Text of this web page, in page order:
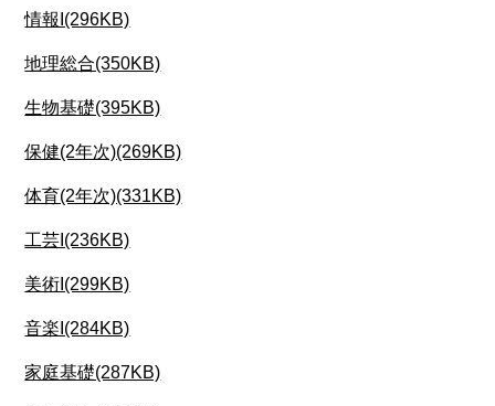
情報I(296KB)
地理総合(350KB)
生物基礎(395KB)
保健(2年次)(269KB)
体育(2年次)(331KB)
工芸I(236KB)
美術I(299KB)
音楽I(284KB)
家庭基礎(287KB)